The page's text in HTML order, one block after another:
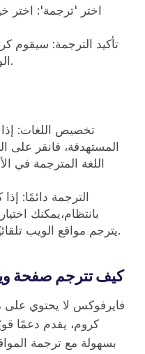
اختر 'ترجمة': اختر
تأكيد الترجمة: سيقوم
الويب إلى اللغة التي اخترتها.
تخصيص اللغات:
المستهدفة، فانقر على
اللغة المترجمة في
الترجمة دائمًا:
بانتظام،يمكنك
يترجم مواقع الويب تلقائيًا بتلك اللغة في المستقبل.
كيف تترجم صفحة
فايرفوكس لا يحتوي
كروم، يقدم دعمًا
بسهولة مع ترجمة